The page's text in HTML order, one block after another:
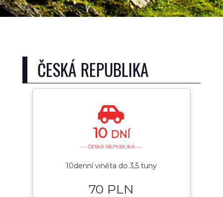
ČESKÁ REPUBLIKA
10 DNÍ
— ČESKÁ REPUBLIKA —
10denní viněta do 3,5 tuny
70 PLN